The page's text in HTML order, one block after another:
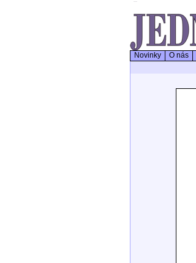
Novinky O nás